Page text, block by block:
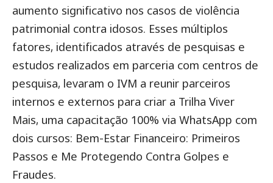
aumento significativo nos casos de violência
patrimonial contra idosos. Esses múltiplos
fatores, identificados através de pesquisas e
estudos realizados em parceria com centros de
pesquisa, levaram o IVM a reunir parceiros
internos e externos para criar a Trilha Viver
Mais, uma capacitação 100% via WhatsApp com
dois cursos: Bem-Estar Financeiro: Primeiros
Passos e Me Protegendo Contra Golpes e
Fraudes.